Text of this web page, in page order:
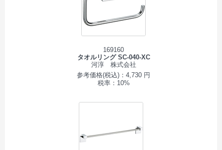
169160
タオルリング SC-040-XC
河淳 株式会社
参考価格(税込)：4,730 円
税率：10%